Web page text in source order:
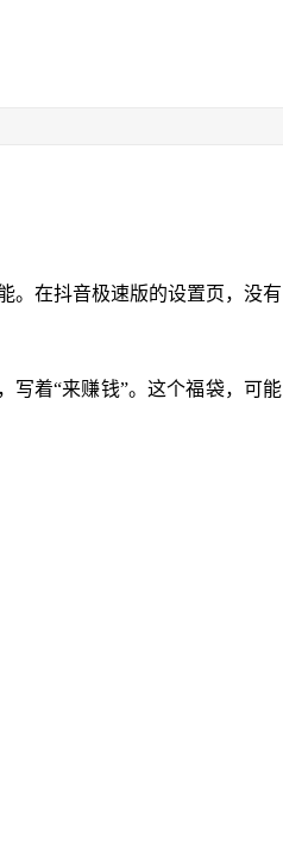
。在抖音极速版的设置页，没有
写着“来赚钱”。这个福袋，可能